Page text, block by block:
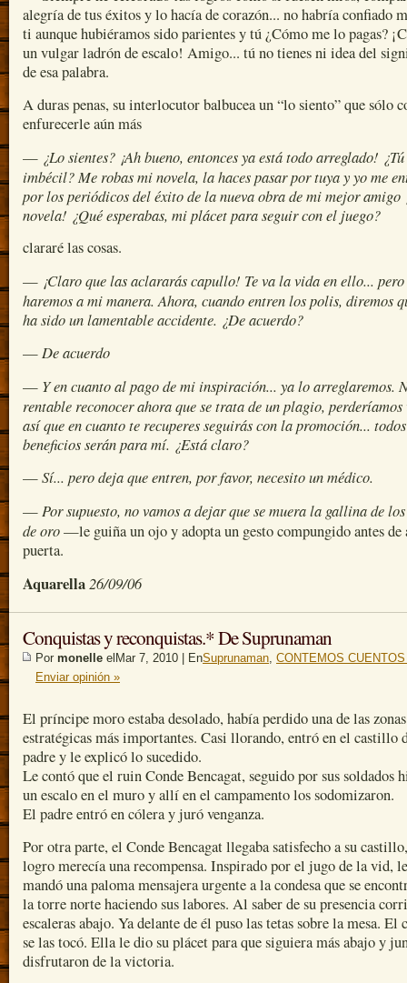
alegría de tus éxitos y lo hacía de corazón... no habría confiado
ti aunque hubiéramos sido parientes y tú ¿Cómo me lo pagas?
un vulgar ladrón de escalo! Amigo... tú no tienes ni idea del
de esa palabra.
A duras penas, su interlocutor balbucea un “lo siento” que sólo
enfurecerle aún más
— ¿Lo sientes? ¡Ah bueno, entonces ya está todo arreglado! ¿Tú
imbécil? Me robas mi novela, la haces pasar por tuya y yo me
por los periódicos del éxito de la nueva obra de mi mejor amigo
novela! ¿Qué esperabas, mi plácet para seguir con el juego?
clararé las cosas.
— ¡Claro que las aclararás capullo! Te va la vida en ello...
haremos a mi manera. Ahora, cuando entren los polis, diremos
ha sido un lamentable accidente. ¿De acuerdo?
— De acuerdo
— Y en cuanto al pago de mi inspiración... ya lo arreglaremos.
rentable reconocer ahora que se trata de un plagio, perderíamos
así que en cuanto te recuperes seguirás con la promoción...
beneficios serán para mí. ¿Está claro?
—Sí... pero deja que entren, por favor, necesito un médico.
— Por supuesto, no vamos a dejar que se muera la gallina de
de oro—le guiña un ojo y adopta un gesto compungido antes
puerta.
Aquarella 26/09/06
Conquistas y reconquistas.* De Suprunaman
Por monelle elMar 7, 2010 | EnSuprunaman, CONTEMOS
Enviar opinión »
El príncipe moro estaba desolado, había perdido una de las zonas
estratégicas más importantes. Casi llorando, entró en el castillo
padre y le explicó lo sucedido.
Le contó que el ruin Conde Bencagat, seguido por sus soldados
un escalo en el muro y allí en el campamento los sodomizaron.
El padre entró en cólera y juró venganza.
Por otra parte, el Conde Bencagat llegaba satisfecho a su
logro merecía una recompensa. Inspirado por el jugo de la vid, le
mandó una paloma mensajera urgente a la condesa que se
la torre norte haciendo sus labores. Al saber de su presencia
escaleras abajo. Ya delante de él puso las tetas sobre la mesa. El
se las tocó. Ella le dio su plácet para que siguiera más abajo y
disfrutaron de la victoria.